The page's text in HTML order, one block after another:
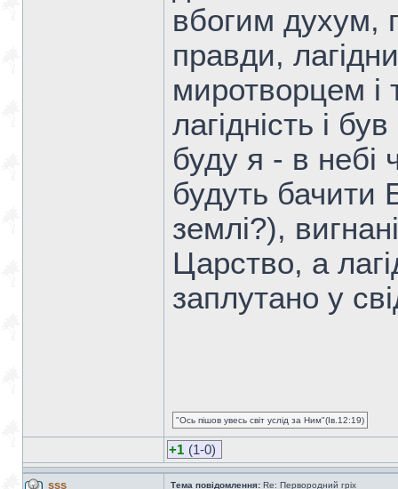
вбогим духум,
правди,
миротворцем
лагідність і
буду я - в небі
будуть бачити
землі?),
Царство, а
заплутано у
"Ось пішов увесь світ услід за Ним"(Ів.12:19)
+1 (1-0)
sss Тема повідомлення: Re: Первородний гріх